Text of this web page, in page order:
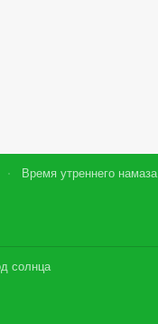
Время утреннего намаза
солнца